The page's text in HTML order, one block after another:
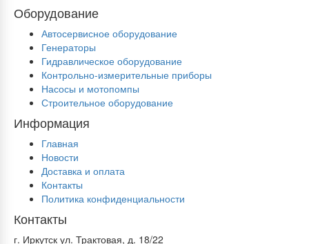
Оборудование
Автосервисное оборудование
Генераторы
Гидравлическое оборудование
Контрольно-измерительные приборы
Насосы и мотопомпы
Строительное оборудование
Информация
Главная
Новости
Доставка и оплата
Контакты
Политика конфиденциальности
Контакты
г. Иркутск ул. Трактовая, д. 18/22